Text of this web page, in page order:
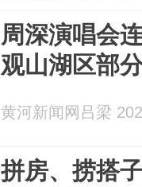
周深演唱会
观山湖区部
黄河新闻网吕梁
拼房、捞搭